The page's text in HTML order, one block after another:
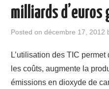
milliards d’euros
Posted ondécembre 17, 2012
L’utilisation des TIC
les coûts, augmente la
émissions en dioxyde de